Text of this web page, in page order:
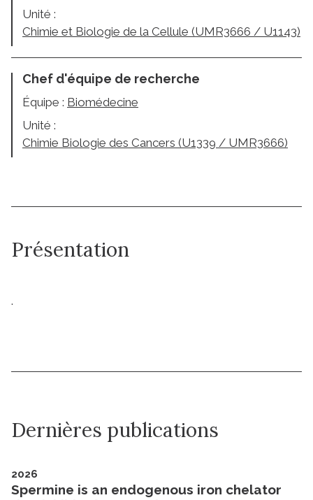
Unité :
Chimie et Biologie de la Cellule (UMR3666 / U1143)
Chef d'équipe de recherche
Équipe : Biomédecine
Unité :
Chimie Biologie des Cancers (U1339 / UMR3666)
Présentation
.
Dernières publications
2026
Spermine is an endogenous iron chelator